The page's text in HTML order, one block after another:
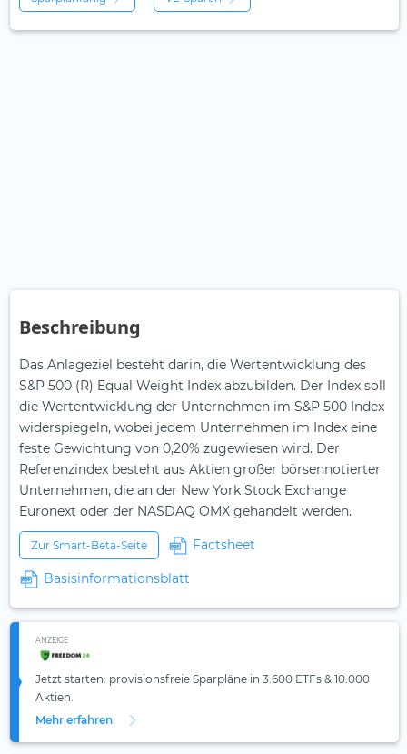
Beschreibung
Das Anlageziel besteht darin, die Wertentwicklung des
S&P 500 (R) Equal Weight Index abzubilden. Der Index soll
die Wertentwicklung der Unternehmen im S&P 500 Index
widerspiegeln, wobei jedem Unternehmen im Index eine
feste Gewichtung von 0,20% zugewiesen wird. Der
Referenzindex besteht aus Aktien großer börsennotierter
Unternehmen, die an der New York Stock Exchange
Euronext oder der NASDAQ OMX gehandelt werden.
Zur Smart-Beta-Seite Factsheet
Basisinformationsblatt
ANZEIGE
Jetzt starten: provisionsfreie Sparpläne in 3.600 ETFs & 10.000
Aktien.
Mehr erfahren